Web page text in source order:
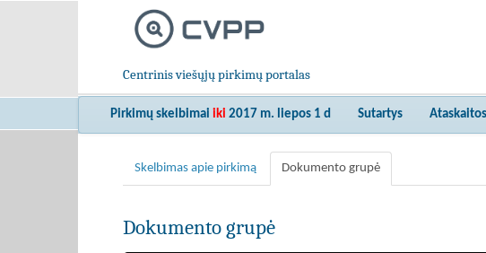
Centrinis viešųjų pirkimų portalas
Pirkimų skelbimai iki 2017 m. liepos 1 d Sutartys Ataskaitos
Skelbimas apie pirkimą Dokumento grupė
Dokumento grupė